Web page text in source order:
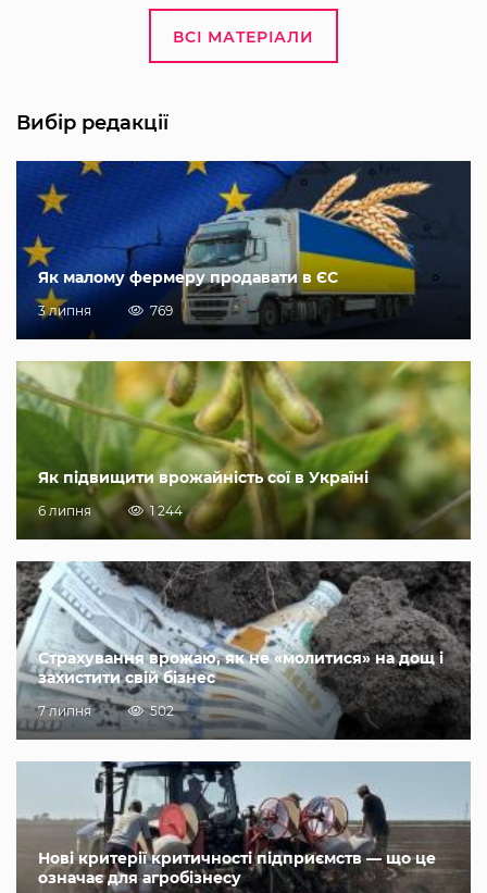
ВСІ МАТЕРІАЛИ
Вибір редакції
Як малому фермеру продавати в ЄС
3 липня 769
Як підвищити врожайність сої в Україні
6 липня 1 244
Страхування врожаю, як не «молитися» на дощ і
захистити свій бізнес
7 липня 502
Нові критерії критичності підприємств — що це
означає для агробізнесу